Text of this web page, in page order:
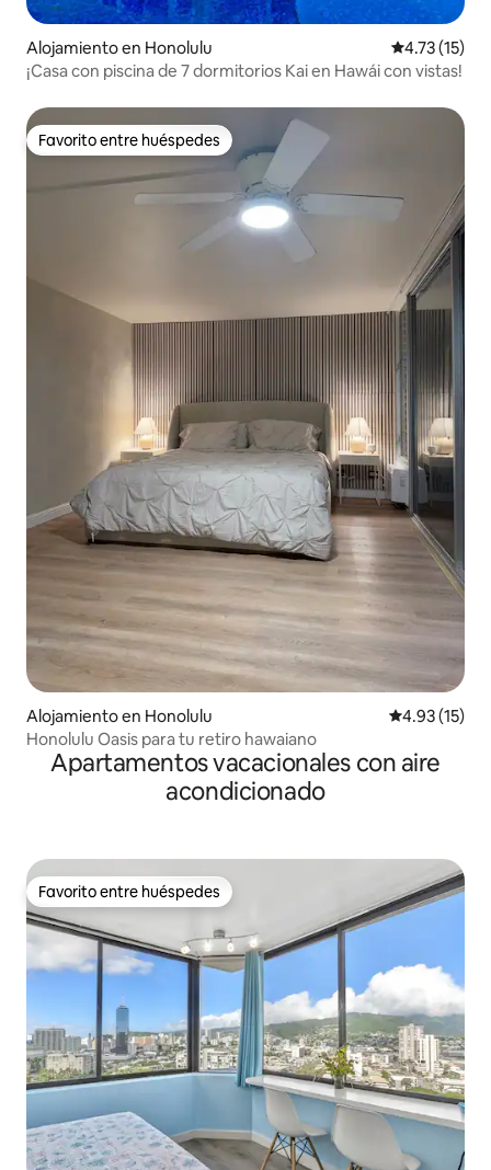
Alojamiento en Honolulu Calificación
4.73 (15)
¡Casa con piscina de 7 dormitorios Kai en Hawái con vistas!
Favorito entre huéspedes
Favorito entre huéspedes
Alojamiento en Honolulu Calificación
4.93 (15)
Honolulu Oasis para tu retiro hawaiano
Apartamentos vacacionales con aire
acondicionado
Favorito entre huéspedes
Favorito entre huéspedes